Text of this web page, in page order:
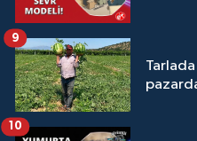
9
10